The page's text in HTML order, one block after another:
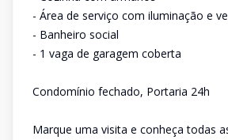
- Área de serviço com iluminação e
- Banheiro social
- 1 vaga de garagem coberta
Condomínio fechado, Portaria 24h
Marque uma visita e conheça todas